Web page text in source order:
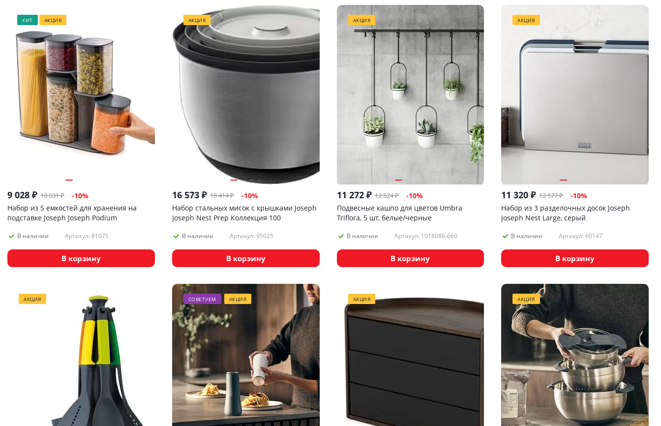
ХИТ АКЦИЯ
9 028 ₽ 10 031₽ -10%
Набор из 5 емкостей для хранения на
подставке Joseph Joseph Podium
В наличии Артикул: 81071
В корзину
АКЦИЯ
16 573₽ 18 414₽ -10%
Набор стальных мисок с крышками Joseph
Joseph Nest Prep Коллекция 100
В наличии Артикул: 95025
В корзину
АКЦИЯ
11 272₽ 12 524₽ -10%
Подвесные кашпо для цветов Umbra
Triflora, 5 шт, белые/черные
В наличии Артикул: 1018086-660
В корзину
АКЦИЯ
11 320 ₽ 12 577₽ -10%
Набор из 3 разделочных досок Joseph
Joseph Nest Large, серый
В наличии Артикул: 60147
В корзину
АКЦИЯ СОВЕТУЕМ АКЦИЯ АКЦИЯ АКЦИЯ